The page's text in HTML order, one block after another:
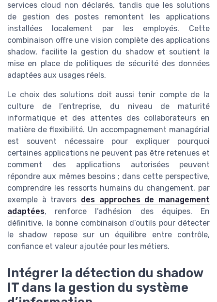
services cloud non déclarés, tandis que les solutions
de gestion des postes remontent les applications
installées localement par les employés. Cette
combinaison offre une vision complète des applications
shadow, facilite la gestion du shadow et soutient la
mise en place de politiques de sécurité des données
adaptées aux usages réels.
Le choix des solutions doit aussi tenir compte de la
culture de l’entreprise, du niveau de maturité
informatique et des attentes des collaborateurs en
matière de flexibilité. Un accompagnement managérial
est souvent nécessaire pour expliquer pourquoi
certaines applications ne peuvent pas être retenues et
comment des applications autorisées peuvent
répondre aux mêmes besoins ; dans cette perspective,
comprendre les ressorts humains du changement, par
exemple à travers des approches de management
adaptées, renforce l’adhésion des équipes. En
définitive, la bonne combinaison d’outils pour détecter
le shadow repose sur un équilibre entre contrôle,
confiance et valeur ajoutée pour les métiers.
Intégrer la détection du shadow
IT dans la gestion du système